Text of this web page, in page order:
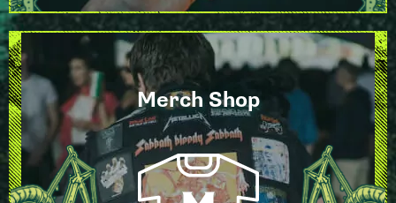
Merch Shop